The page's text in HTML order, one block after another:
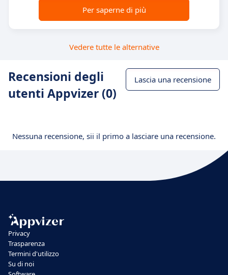
Per saperne di più
Vedere tutte le alternative
Recensioni degli
utenti Appvizer (0)
Lascia una recensione
Nessuna recensione, sii il primo a lasciare una recensione.
Privacy
Trasparenza
Termini d'utilizzo
Su di noi